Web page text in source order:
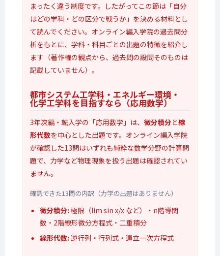
まったく違う制度です。したがってこの節は「自分
はどの学科・どの区分で戦うか」を決める材料とし
て読んでください。オンライン編入学院の過去問分
析をもとに、学科・科目ごとの出題の特徴を紹介し
ます（著作権の観点から、過去問の設問そのものは
記載していません）。
都市システム工学科・ エネルギー環境・
化学工学科を目指すなら （応用数学）
3年次編・転入学の「応用数学」は、 微分積分と線
形代数を中心とした出題です。オンライン編入学院
が確認した13問はいずれも純粋な数学分野の計算問
題で、力学など物理現象を扱う出題は確認されてい
ません。
確認できた13問の内訳（力学の出題はありません）
微分積分: 極限（lim sin x/x など）・n階導関
数・2階線形微分方程式・二重積分
線形代数: 逆行列・行列式・連立一次方程式